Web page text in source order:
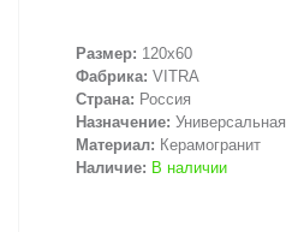
Размер: 120x60
Фабрика: VITRA
Страна: Россия
Назначение: Универсальная
Материал: Керамогранит
Наличие: В наличии